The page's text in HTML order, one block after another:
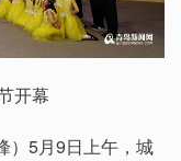
开幕
）5月9日上午，城